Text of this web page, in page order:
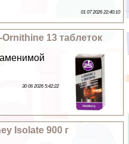
01 07 2026 22:40:10
13 таблеток
30 06 2026 5:42:22
Isolate 900 г